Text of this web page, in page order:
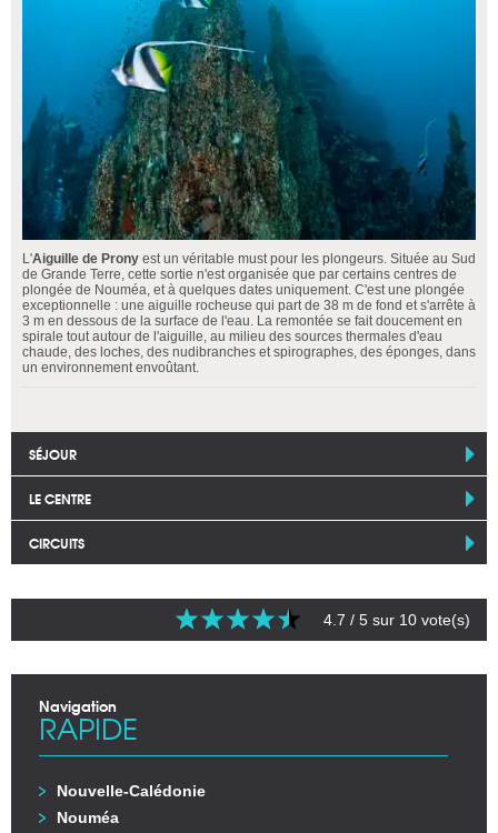
L'Aiguille de Prony est un véritable must pour les plongeurs. Située au Sud
de Grande Terre, cette sortie n'est organisée que par certains centres de
plongée de Nouméa, et à quelques dates uniquement. C'est une plongée
exceptionnelle : une aiguille rocheuse qui part de 38 m de fond et s'arrête à
3 m en dessous de la surface de l'eau. La remontée se fait doucement en
spirale tout autour de l'aiguille, au milieu des sources thermales d'eau
chaude, des loches, des nudibranches et spirographes, des éponges, dans
un environnement envoûtant.
SÉJOUR
LE CENTRE
CIRCUITS
4.7 / 5 sur 10 vote(s)
Navigation
RAPIDE
Nouvelle-Calédonie
Nouméa